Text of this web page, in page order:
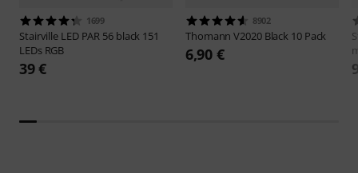
1699
Stairville LED PAR 56 black 151
LEDs RGB
39 €
8902
ThomannV2020 Black 10 Pack
6,90 €